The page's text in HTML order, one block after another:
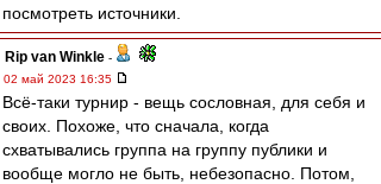
посмотреть источники.
Rip van Winkle -
02 май 2023 16:35
Всё-таки турнир - вещь сословная, для себя и
своих. Похоже, что сначала, когда
схватывались группа на группу публики и
вообще могло не быть, небезопасно. Потом,